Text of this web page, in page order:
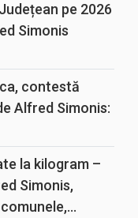
pe 2026
Simonis
contestă
Alfred Simonis:
la kilogram –
Simonis,